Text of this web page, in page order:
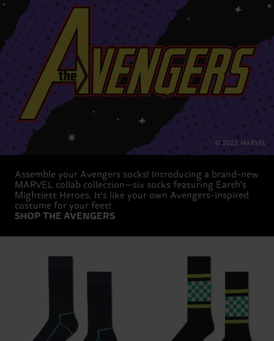
Assemble your Avengers socks! Introducing a brand-new
MARVEL collab collection—six socks featuring Earth's
Mightiest Heroes. It's like your own Avengers-inspired
costume for your feet!
SHOP THE AVENGERS